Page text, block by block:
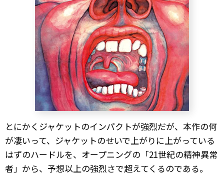
とにかくジャケットのインパクトが強烈だが、本作の何
が凄いって、ジャケットのせいで上がりに上がっている
はずのハードルを、オープニングの「21世紀の精神異常
者」から、予想以上の強烈さで超えてくるのである。